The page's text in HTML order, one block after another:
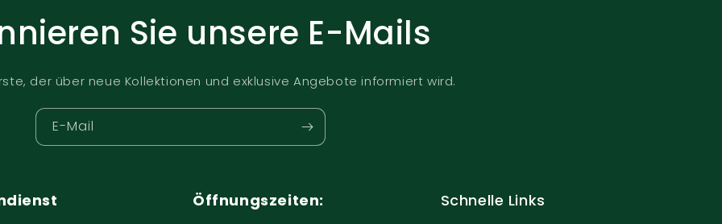
Sie unsere E-Mails
der über neue Kollektionen und exklusive Angebote informiert wird.
E-Mail
Öffnungszeiten: Schnelle Links